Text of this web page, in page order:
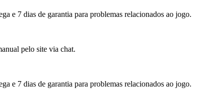
e 7 dias de garantia para problemas relacionados ao jogo.
pelo site via chat.
e 7 dias de garantia para problemas relacionados ao jogo.